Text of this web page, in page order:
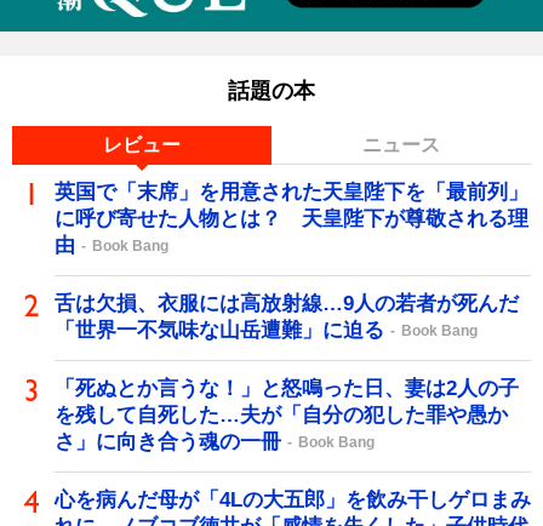
話題の本
レビュー ニュース
英国で「末席」を用意された天皇陛下を「最前列」
に呼び寄せた人物とは？ 天皇陛下が尊敬される理
由
Book Bang
舌は欠損、衣服には高放射線…9人の若者が死んだ
「世界一不気味な山岳遭難」に迫る
Book Bang
「死ぬとか言うな！」と怒鳴った日、妻は2人の子
を残して自死した…夫が「自分の犯した罪や愚か
さ」に向き合う魂の一冊
Book Bang
心を病んだ母が「4Lの大五郎」を飲み干しゲロまみ